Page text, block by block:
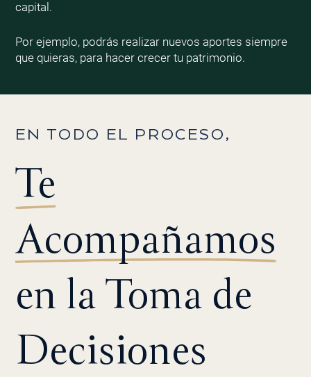
capital.
Por ejemplo, podrás realizar nuevos aportes siempre
que quieras, para hacer crecer tu patrimonio.
EN TODO EL PROCESO,
Te
Acompañamos
en la Toma de
Decisiones